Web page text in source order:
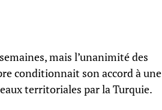
mais l’unanimité des
conditionnait son accord à une
territoriales par la Turquie.